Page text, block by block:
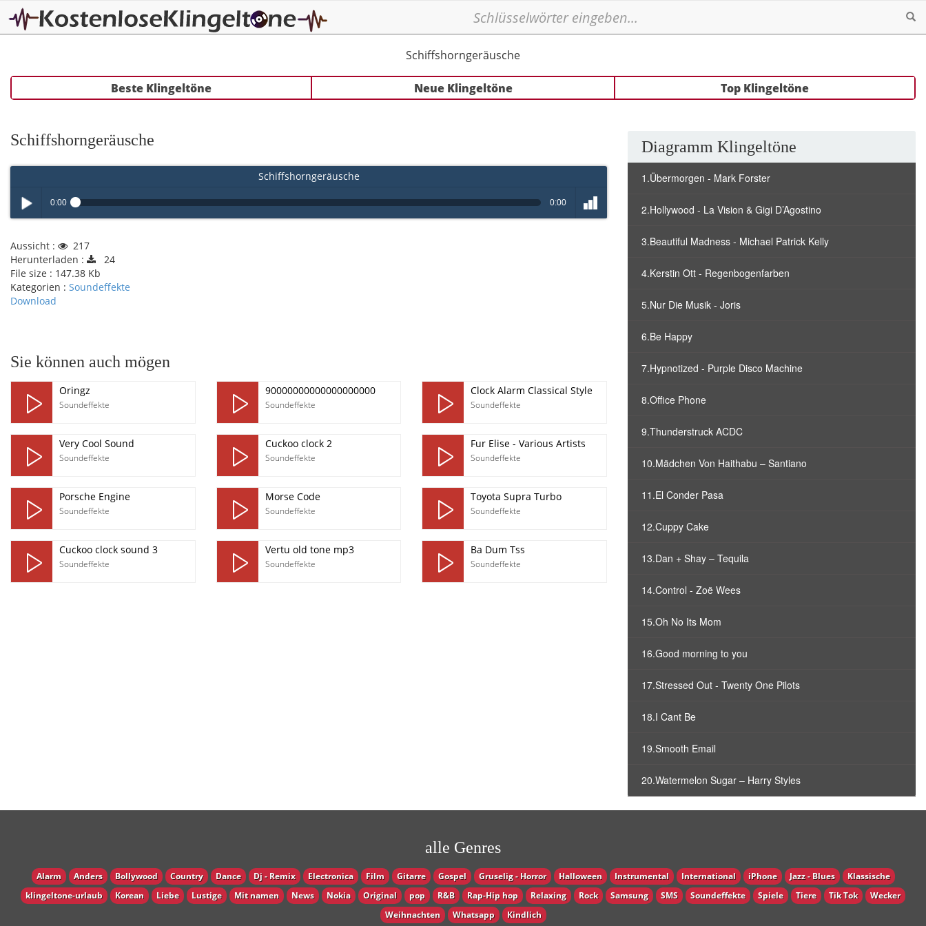
Schiffshorngeräusche
Beste Klingeltöne Neue Klingeltöne Top Klingeltöne
Schiffshorngeräusche
Schiffshorngeräusche
Play /
0:00 0:00
Aussicht :
217
Herunterladen :
24
File size : 147.38 Kb
Kategorien : Soundeffekte
Download
Sie können auch mögen
Oringz
Soundeffekte
90000000000000000000
Soundeffekte
Clock Alarm Classical Style
Soundeffekte
Very Cool Sound
Soundeffekte
Cuckoo clock 2
Soundeffekte
Fur Elise - Various Artists
Soundeffekte
Porsche Engine
Soundeffekte
Morse Code
Soundeffekte
Toyota Supra Turbo
Soundeffekte
Cuckoo clock sound 3
Soundeffekte
Vertu old tone mp3
Soundeffekte
Ba Dum Tss
Soundeffekte
Diagramm Klingeltöne
1.Übermorgen - Mark Forster
2.Hollywood - La Vision & Gigi D’Agostino
3.Beautiful Madness - Michael Patrick Kelly
4.Kerstin Ott - Regenbogenfarben
5.Nur Die Musik - Joris
6.Be Happy
7.Hypnotized - Purple Disco Machine
8.Office Phone
9.Thunderstruck ACDC
10.Mädchen Von Haithabu – Santiano
11.El Conder Pasa
12.Cuppy Cake
13.Dan + Shay – Tequila
14.Control - Zoë Wees
15.Oh No Its Mom
16.Good morning to you
17.Stressed Out - Twenty One Pilots
18.I Cant Be
19.Smooth Email
20.Watermelon Sugar – Harry Styles
alle Genres
Alarm Anders Bollywood Country Dance Dj - Remix Electronica Film Gitarre Gospel Gruselig - Horror Halloween Instrumental International iPhone Jazz - Blues
Klassische
klingeltone-urlaub
Korean Liebe Lustige Mit namen News Nokia Original pop R&B Rap-Hip hop Relaxing Rock Samsung SMS Soundeffekte Spiele Tiere Tik Tok
Wecker
Weihnachten
Whatsapp Кindlich